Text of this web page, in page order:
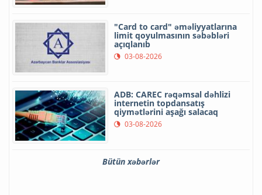
"Card to card" əməliyyatlarına
limit qoyulmasının səbəbləri
açıqlanıb
03-08-2026
ADB: CAREC rəqəmsal dəhlizi
internetin topdansatış
qiymətlərini aşağı salacaq
03-08-2026
Bütün xəbərlər